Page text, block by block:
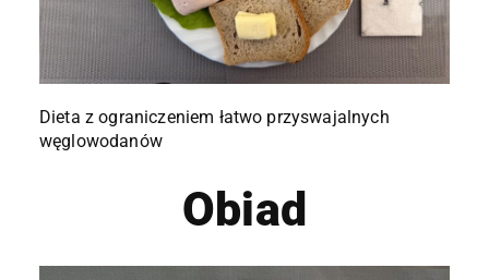
Dieta z ograniczeniem łatwo przyswajalnych
węglowodanów
Obiad